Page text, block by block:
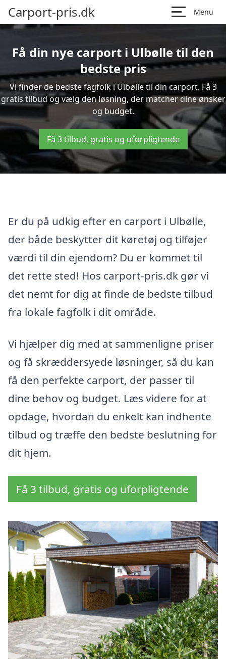
Carport-pris.dk Menu
Få din nye carport i Ulbølle til den
bedste pris
Vi finder de bedste fagfolk i Ulbølle til din carport. Få 3
gratis tilbud og vælg den løsning, der matcher dine ønsker
og budget.
Få 3 tilbud, gratis og uforpligtende
Er du på udkig efter en carport i Ulbølle,
der både beskytter dit køretøj og tilføjer
værdi til din ejendom? Du er kommet til
det rette sted! Hos carport-pris.dk gør vi
det nemt for dig at finde de bedste tilbud
fra lokale fagfolk i dit område.
Vi hjælper dig med at sammenligne priser
og få skræddersyede løsninger, så du kan
få den perfekte carport, der passer til
dine behov og budget. Læs videre for at
opdage, hvordan du enkelt kan indhente
tilbud og træffe den bedste beslutning for
dit hjem.
Få 3 tilbud, gratis og uforpligtende